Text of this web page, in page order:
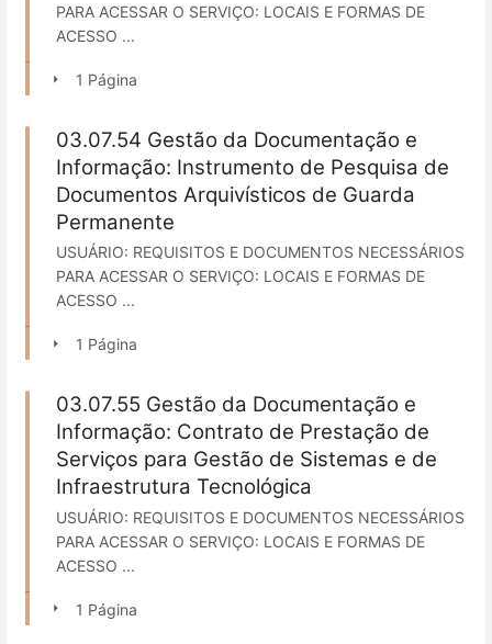
PARA ACESSAR O SERVIÇO: LOCAIS E FORMAS DE
ACESSO ...
1 Página
03.07.54 Gestão da Documentação e
Informação: Instrumento de Pesquisa de
Documentos Arquivísticos de Guarda
Permanente
USUÁRIO: REQUISITOS E DOCUMENTOS NECESSÁRIOS
PARA ACESSAR O SERVIÇO: LOCAIS E FORMAS DE
ACESSO ...
1 Página
03.07.55 Gestão da Documentação e
Informação: Contrato de Prestação de
Serviços para Gestão de Sistemas e de
Infraestrutura Tecnológica
USUÁRIO: REQUISITOS E DOCUMENTOS NECESSÁRIOS
PARA ACESSAR O SERVIÇO: LOCAIS E FORMAS DE
ACESSO ...
1 Página